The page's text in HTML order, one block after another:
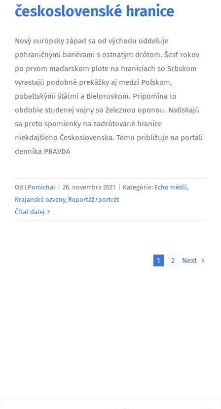
československé hranice
Nový európsky západ sa od východu oddeľuje
pohraničnými bariérami s ostnatým drôtom. Šesť rokov
po prvom maďarskom plote na hraniciach so Srbskom
vyrastajú podobné prekážky aj medzi Poľskom,
pobaltskými štátmi a Bieloruskom. Pripomína to
obdobie studenej vojny so železnou oponou. Natískajú
sa preto spomienky na zadrôtované hranice
niekdajšieho Československa. Tému približuje na portáli
denníka PRAVDA
Od LPomichal 26. novembra 2021 Kategórie: Echo médií,
Krajanské ozveny, Reportáž/portrét
Čítať ďalej
1 2 Next